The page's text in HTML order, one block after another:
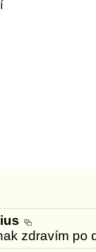
zdravím po